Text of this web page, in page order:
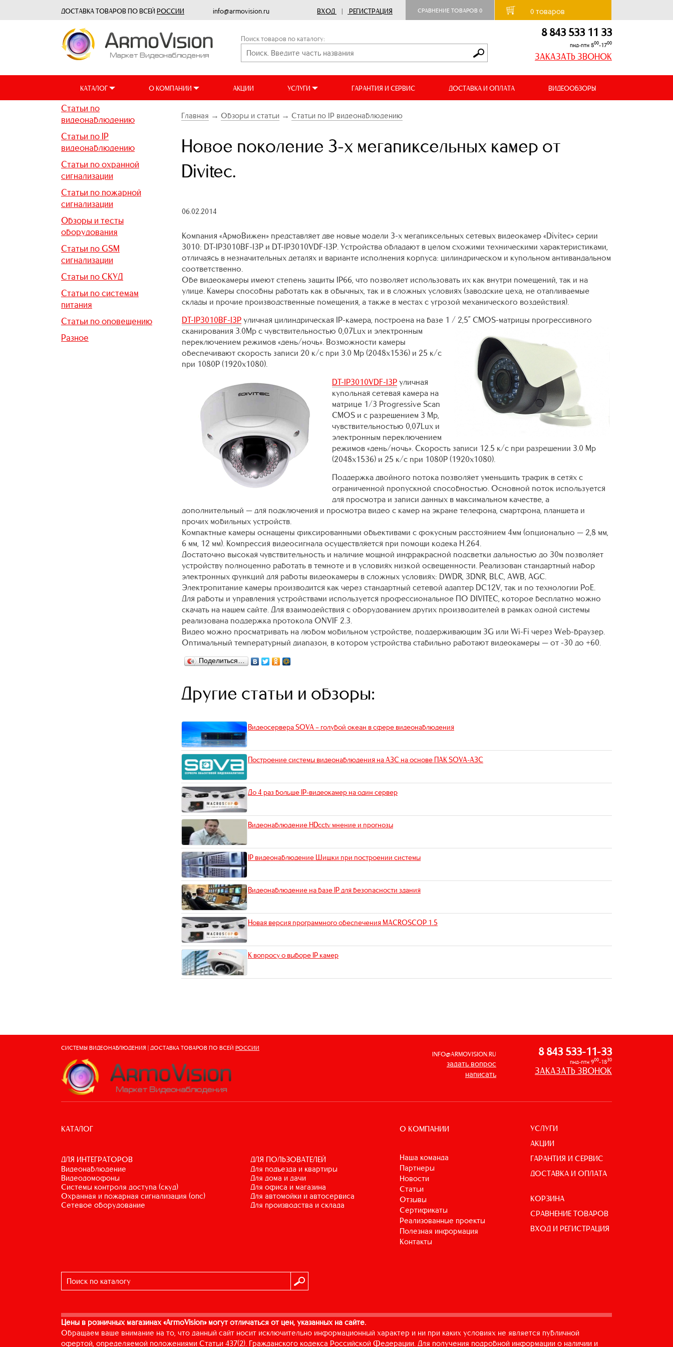
ДОСТАВКА ТОВАРОВ ПО ВСЕЙ РОССИИ info@armovision.ru ВХОД | РЕГИСТРАЦИЯ СРАВНЕНИЕ ТОВАРОВ 0 0товаров
Поиск товаров по каталогу: 8 843 533 11 33
пнд-птн 800-1700
ЗАКАЗАТЬ ЗВОНОК
КАТАЛОГ О КОМПАНИИ АКЦИИ УСЛУГИ ГАРАНТИЯ И СЕРВИС ДОСТАВКА И ОПЛАТА ВИДЕООБЗОРЫ
Статьи по
видеонаблюдению
Статьи по IP
видеонаблюдению
Статьи по охранной
сигнализации
Статьи по пожарной
сигнализации
Обзоры и тесты
оборудования
Статьи по GSM
сигнализации
Статьи по СКУД
Статьи по системам
питания
Статьи по оповещению
Разное
Главная → Обзоры и статьи → Статьи по IP видеонаблюдению
Новое поколение 3-х мегапиксельных камер от
Divitec.
06.02.2014
Компания «АрмоВижен» представляет две новые модели 3-х мегапиксельных сетевых видеокамер «Divitec» серии
3010: DT-IP3010BF-I3P и DT-IP3010VDF-I3P. Устройства обладают в целом схожими техническими характеристиками,
отличаясь в незначительных деталях и варианте исполнения корпуса: цилиндрическом и купольном антивандальном
соответственно.
Обе видеокамеры имеют степень защиты IP66, что позволяет использовать их как внутри помещений, так и на
улице. Камеры способны работать как в обычных, так и в сложных условиях (заводские цеха, не отапливаемые
склады и прочие производственные помещения, а также в местах с угрозой механического воздействия).
DT-IP3010BF-I3P уличная цилиндрическая IP-камера, построена на базе 1 / 2,5” CMOS-матрицы прогрессивного
сканирования 3.0Мр с чувствительностью 0,07Lux и электронным
переключением режимов «день/ночь». Возможности камеры
обеспечивают скорость записи 20 к/с при 3.0 Мр (2048х1536) и 25 к/с
при 1080Р (1920х1080).
DT-IP3010VDF-I3P уличная
купольная сетевая камера на
матрице 1/3 Progressive Scan
CMOS и с разрешением 3 Мр,
чувствительностью 0,07Lux и
электронным переключением
режимов «день/ночь». Скорость записи 12.5 к/с при разрешении 3.0 Мр
(2048х1536) и 25 к/с при 1080Р (1920х1080).
Поддержка двойного потока позволяет уменьшить трафик в сетях с
ограниченной пропускной способностью. Основной поток используется
для просмотра и записи данных в максимальном качестве, а
дополнительный — для подключения и просмотра видео с камер на экране телефона, смартфона, планшета и
прочих мобильных устройств.
Компактные камеры оснащены фиксированными объективами с фокусным расстоянием 4мм (опционально — 2,8 мм,
6 мм, 12 мм). Компрессия видеосигнала осуществляется при помощи кодека H.264.
Достаточно высокая чувствительность и наличие мощной инфракрасной подсветки дальностью до 30м позволяет
устройству полноценно работать в темноте и в условиях низкой освещенности. Реализован стандартный набор
электронных функций для работы видеокамеры в сложных условиях: DWDR, 3DNR, BLC, AWB, AGC.
Электропитание камеры производится как через стандартный сетевой адаптер DC12V, так и по технологии РоE.
Для работы и управления устройствами используется профессиональное ПО DIVITEC, которое бесплатно можно
скачать на нашем сайте. Для взаимодействия с оборудованием других производителей в рамках одной системы
реализована поддержка протокола ONVIF 2.3.
Видео можно просматривать на любом мобильном устройстве, поддерживающим 3G или Wi-Fi через Web-браузер.
Оптимальный температурный диапазон, в котором устройства стабильно работают видеокамеры — от -30 до +60.
Поделиться…
Другие статьи и обзоры:
Видеосервера SOVA – голубой океан в сфере видеонаблюдения
Построение системы видеонаблюдения на АЗС на основе ПАК SOVA-АЗС
До 4 раз больше IP-видеокамер на один сервер
Видеонаблюдение HDcctv мнение и прогнозы
IР видеонаблюдение Шишки при построении системы
Видеонаблюдение на базе IP для безопасности здания
Новая версия программного обеспечения MACROSCOP 1.5
К вопросу о выборе IP камер
СИСТЕМЫ ВИДЕОНАБЛЮДЕНИЯ | ДОСТАВКА ТОВАРОВ ПО ВСЕЙ РОССИИ
INFO@ARMOVISION.RU
задать вопрос
написать
8 843 533-11-33
пнд-птн 900-1830
ЗАКАЗАТЬ ЗВОНОК
КАТАЛОГ
ДЛЯ ИНТЕГРАТОРОВ
видеонаблюдение
видеодомофоны
системы контроля доступа (скуд)
охранная и пожарная сигнализация (опс)
сетевое оборудование
ДЛЯ ПОЛЬЗОВАТЕЛЕЙ
для подъезда и квартиры
для дома и дачи
для офиса и магазина
для автомойки и автосервиса
для производства и склада
О КОМПАНИИ
Наша команда
Партнеры
Новости
Статьи
Отзывы
Сертификаты
Реализованные проекты
Полезная информация
Контакты
УСЛУГИ
АКЦИИ
ГАРАНТИЯ И СЕРВИС
ДОСТАВКА И ОПЛАТА
КОРЗИНА
СРАВНЕНИЕ ТОВАРОВ
ВХОД И РЕГИСТРАЦИЯ
Цены в розничных магазинах «ArmoVision» могут отличаться от цен, указанных на сайте.
Обращаем ваше внимание на то, что данный сайт носит исключительно информационный характер и ни при каких условиях не является публичной
офертой, определяемой положениями Статьи 437(2). Гражданского кодекса Российской Федерации. Для получения подробной информации о наличии и